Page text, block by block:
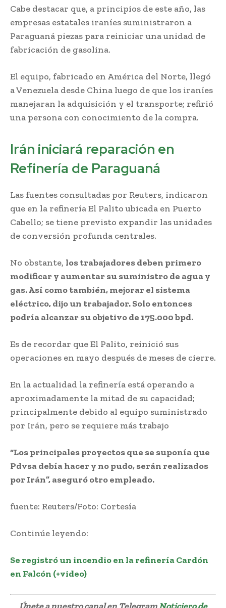
Cabe destacar que, a principios de este año, las
empresas estatales iraníes suministraron a
Paraguaná piezas para reiniciar una unidad de
fabricación de gasolina.
El equipo, fabricado en América del Norte, llegó
a Venezuela desde China luego de que los iraníes
manejaran la adquisición y el transporte; refirió
una persona con conocimiento de la compra.
Irán iniciará reparación en
Refinería de Paraguaná
Las fuentes consultadas por Reuters, indicaron
que en la refinería El Palito ubicada en Puerto
Cabello; se tiene previsto expandir las unidades
de conversión profunda centrales.
No obstante, los trabajadores deben primero
modificar y aumentar su suministro de agua y
gas. Así como también, mejorar el sistema
eléctrico, dijo un trabajador. Solo entonces
podría alcanzar su objetivo de 175.000 bpd.
Es de recordar que El Palito, reinició sus
operaciones en mayo después de meses de cierre.
En la actualidad la refinería está operando a
aproximadamente la mitad de su capacidad;
principalmente debido al equipo suministrado
por Irán, pero se requiere más trabajo
“Los principales proyectos que se suponía que
Pdvsa debía hacer y no pudo, serán realizados
por Irán”, aseguró otro empleado.
fuente: Reuters/Foto: Cortesía
Continúe leyendo:
Se registró un incendio en la refinería Cardón
en Falcón (+video)